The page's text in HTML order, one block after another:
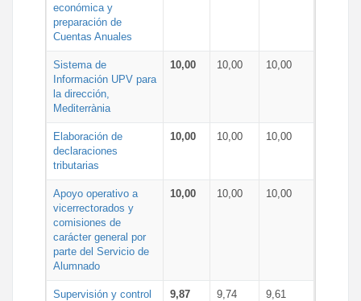
económica y
preparación de
Cuentas Anuales
Sistema de
Información UPV para
la dirección,
Mediterrània
10,00 10,00 10,00
Elaboración de
declaraciones
tributarias
10,00 10,00 10,00
Apoyo operativo a
vicerrectorados y
comisiones de
carácter general por
parte del Servicio de
Alumnado
10,00 10,00 10,00
Supervisión y control
9,87 9,74 9,61